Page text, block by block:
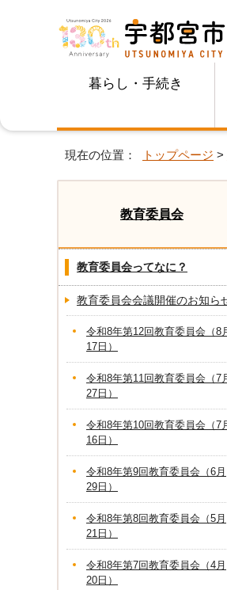
暮らし・手続き
現在の位置： トップページ >
教育委員会
教育委員会ってなに？
教育委員会会議開催のお知ら
令和8年第12回教育委員会（8
17日）
令和8年第11回教育委員会（7
27日）
令和8年第10回教育委員会（7
16日）
令和8年第9回教育委員会（6月
29日）
令和8年第8回教育委員会（5月
21日）
令和8年第7回教育委員会（4月
20日）